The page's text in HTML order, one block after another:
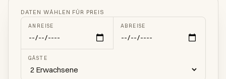
DATEN WÄHLEN FÜR PREIS
ANREISE ABREISE
GÄSTE